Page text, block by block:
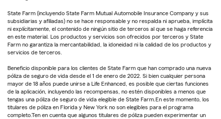
State Farm (incluyendo State Farm Mutual Automobile Insurance Company y sus
subsidiarias y afiliadas) no se hace responsable y no respalda ni aprueba, implícita
ni explícitamente, el contenido de ningún sitio de terceros al que se haga referencia
en este material. Los productos y servicios son ofrecidos por terceros y State
Farm no garantiza la mercantabilidad, la idoneidad ni la calidad de los productos y
servicios de terceros.
Beneficio disponible para los clientes de State Farm que han comprado una nueva
póliza de seguro de vida desde el 1 de enero de 2022. Si bien cualquier persona
mayor de 18 años puede unirse a Life Enhanced, es posible que ciertas funciones
de la aplicación, incluyendo las recompensas, no estén disponibles a menos que
tengas una póliza de seguro de vida elegible de State Farm.En este momento, los
titulares de póliza en Florida y New York no son elegibles para el programa
completo.Ten en cuenta que algunos titulares de póliza pueden experimentar un